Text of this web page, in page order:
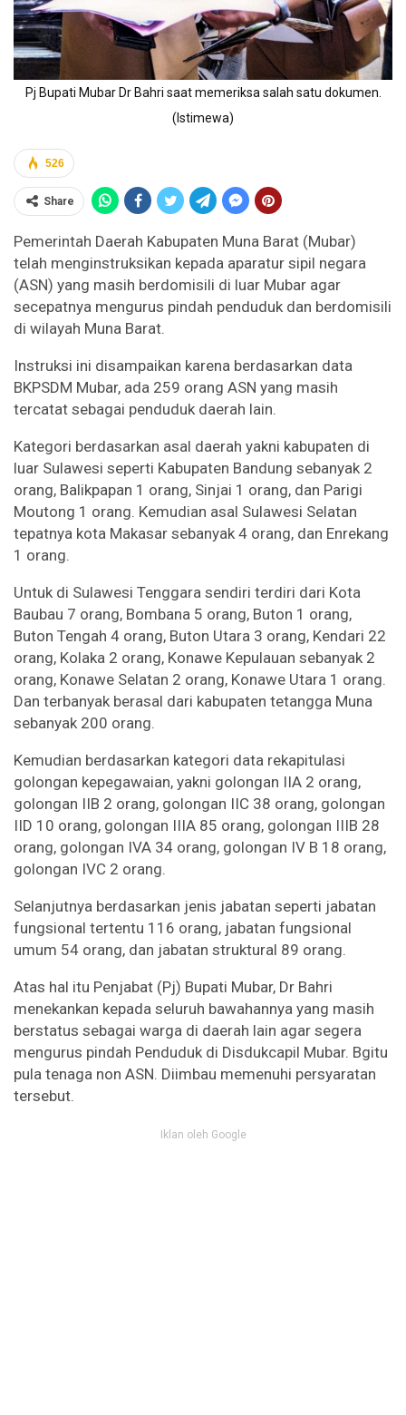
Pj Bupati Mubar Dr Bahri saat memeriksa salah satu dokumen.
(Istimewa)
526
Share
Pemerintah Daerah Kabupaten Muna Barat (Mubar)
telah menginstruksikan kepada aparatur sipil negara
(ASN) yang masih berdomisili di luar Mubar agar
secepatnya mengurus pindah penduduk dan berdomisili
di wilayah Muna Barat.
Instruksi ini disampaikan karena berdasarkan data
BKPSDM Mubar, ada 259 orang ASN yang masih
tercatat sebagai penduduk daerah lain.
Kategori berdasarkan asal daerah yakni kabupaten di
luar Sulawesi seperti Kabupaten Bandung sebanyak 2
orang, Balikpapan 1 orang, Sinjai 1 orang, dan Parigi
Moutong 1 orang. Kemudian asal Sulawesi Selatan
tepatnya kota Makasar sebanyak 4 orang, dan Enrekang
1 orang.
Untuk di Sulawesi Tenggara sendiri terdiri dari Kota
Baubau 7 orang, Bombana 5 orang, Buton 1 orang,
Buton Tengah 4 orang, Buton Utara 3 orang, Kendari 22
orang, Kolaka 2 orang, Konawe Kepulauan sebanyak 2
orang, Konawe Selatan 2 orang, Konawe Utara 1 orang.
Dan terbanyak berasal dari kabupaten tetangga Muna
sebanyak 200 orang.
Kemudian berdasarkan kategori data rekapitulasi
golongan kepegawaian, yakni golongan IIA 2 orang,
golongan IIB 2 orang, golongan IIC 38 orang, golongan
IID 10 orang, golongan IIIA 85 orang, golongan IIIB 28
orang, golongan IVA 34 orang, golongan IV B 18 orang,
golongan IVC 2 orang.
Selanjutnya berdasarkan jenis jabatan seperti jabatan
fungsional tertentu 116 orang, jabatan fungsional
umum 54 orang, dan jabatan struktural 89 orang.
Atas hal itu Penjabat (Pj) Bupati Mubar, Dr Bahri
menekankan kepada seluruh bawahannya yang masih
berstatus sebagai warga di daerah lain agar segera
mengurus pindah Penduduk di Disdukcapil Mubar. Bgitu
pula tenaga non ASN. Diimbau memenuhi persyaratan
tersebut.
Iklan oleh Google